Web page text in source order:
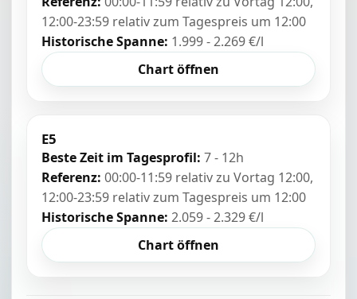
12:00-23:59 relativ zum Tagespreis um 12:00
Historische Spanne: 1.999 - 2.269 €/l
Chart öffnen
E5
Beste Zeit im Tagesprofil: 7 - 12h
Referenz: 00:00-11:59 relativ zu Vortag 12:00,
12:00-23:59 relativ zum Tagespreis um 12:00
Historische Spanne: 2.059 - 2.329 €/l
Chart öffnen